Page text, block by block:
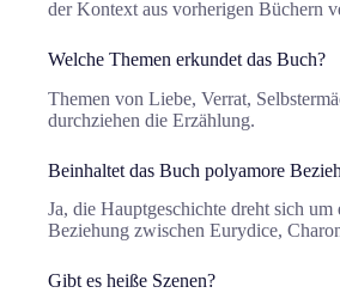
der Kontext aus vorherigen Büchern
Welche Themen erkundet das Buch?
Themen von Liebe, Verrat,
durchziehen die Erzählung.
Beinhaltet das Buch polyamore
Ja, die Hauptgeschichte dreht sich um
Beziehung zwischen Eurydice,
Gibt es heiße Szenen?